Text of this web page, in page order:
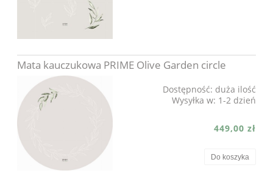
Mata kauczukowa PRIME Olive Garden circle
Dostępność: duża ilość
Wysyłka w: 1-2 dzień
449,00 zł
Do koszyka